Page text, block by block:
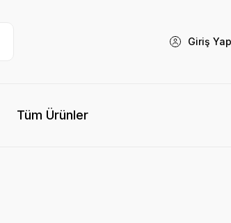
Giriş Yap
Tüm Ürünler